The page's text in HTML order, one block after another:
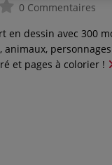
0 Commentaires
en dessin avec 300
animaux,
et pages à colorier !